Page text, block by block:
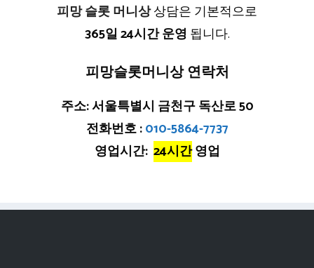
피망 슬롯 머니상상담은 기본적으로
365일 24시간 운영 됩니다.
피망슬롯머니상 연락처
주소: 서울특별시 금천구 독산로 50
전화번호 :010-5864-7737
영업시간: 24시간영업